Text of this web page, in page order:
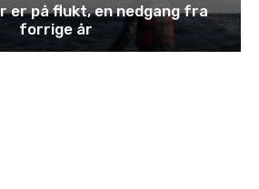
er på flukt, en nedgang fra
forrige år